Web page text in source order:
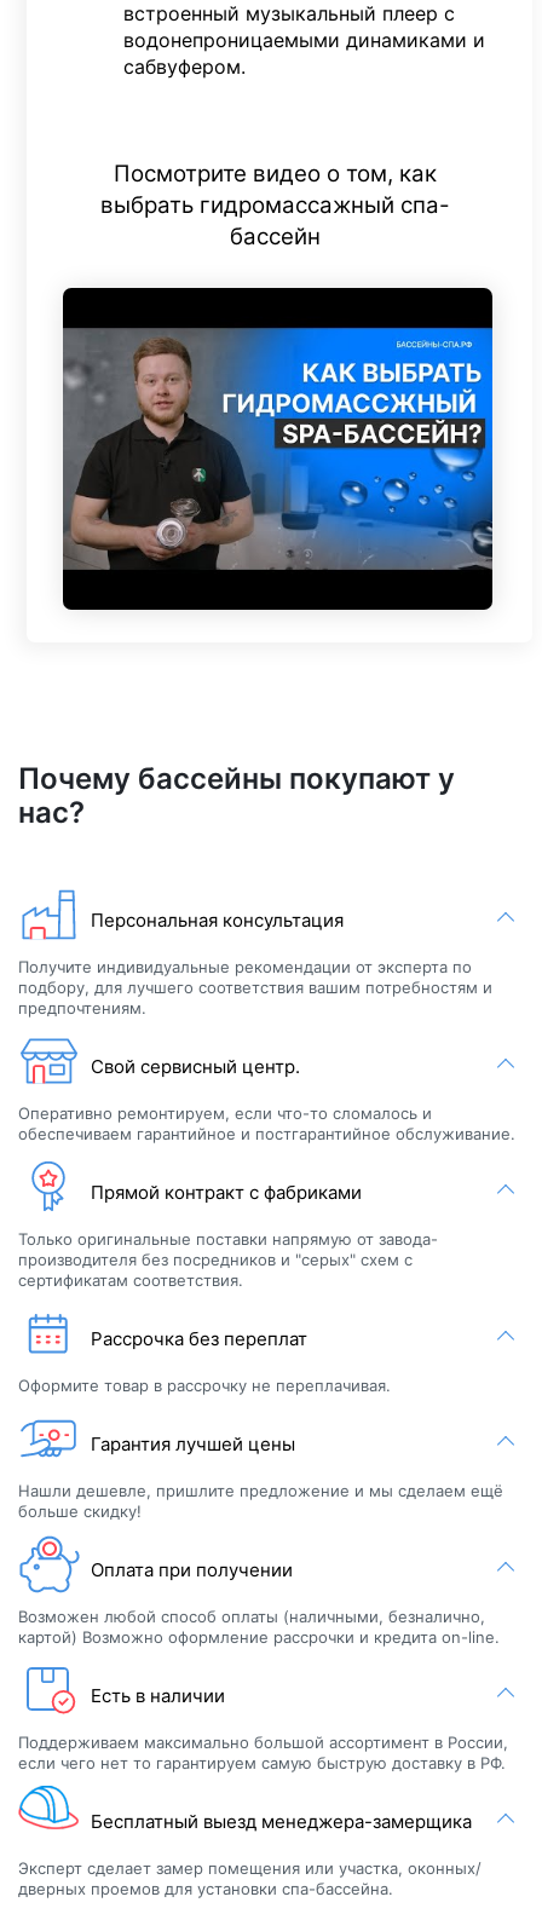
встроенный музыкальный плеер с
водонепроницаемыми динамиками и
сабвуфером.
Посмотрите видео о том, как
выбрать гидромассажный спа-
бассейн
Почему бассейны покупают у
нас?
Персональная консультация
Получите индивидуальные рекомендации от эксперта по
подбору, для лучшего соответствия вашим потребностям и
предпочтениям.
Свой сервисный центр.
Оперативно ремонтируем, если что-то сломалось и
обеспечиваем гарантийное и постгарантийное обслуживание.
Прямой контракт с фабриками
Только оригинальные поставки напрямую от завода-
производителя без посредников и "серых" схем с
сертификатам соответствия.
Рассрочка без переплат
Оформите товар в рассрочку не переплачивая.
Гарантия лучшей цены
Нашли дешевле, пришлите предложение и мы сделаем ещё
больше скидку!
Оплата при получении
Возможен любой способ оплаты (наличными, безналично,
картой) Возможно оформление рассрочки и кредита on-line.
Есть в наличии
Поддерживаем максимально большой ассортимент в России,
если чего нет то гарантируем самую быструю доставку в РФ.
Бесплатный выезд менеджера-замерщика
Эксперт сделает замер помещения или участка, оконных/
дверных проемов для установки спа-бассейна.